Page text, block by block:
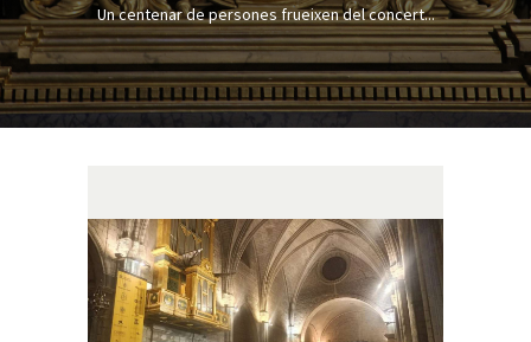
Un centenar de persones frueixen del concert...